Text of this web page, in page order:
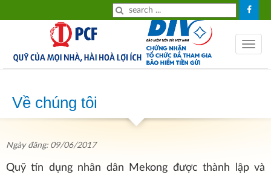
Toggle
gửi
vay
Về
Về chúng tôi
Ngày đăng: 09/06/2017
Quỹ tín dụng nhân dân Mekong được thành lập và